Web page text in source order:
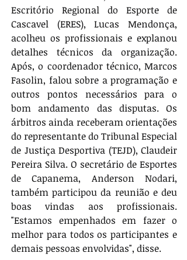
Escritório Regional do Esporte de
Cascavel (ERES), Lucas Mendonça,
acolheu os profissionais e explanou
detalhes técnicos da organização.
Após, o coordenador técnico, Marcos
Fasolin, falou sobre a programação e
outros pontos necessários para o
bom andamento das disputas. Os
árbitros ainda receberam orientações
do representante do Tribunal Especial
de Justiça Desportiva (TEJD), Claudeir
Pereira Silva. O secretário de Esportes
de Capanema, Anderson Nodari,
também participou da reunião e deu
boas vindas aos profissionais.
"Estamos empenhados em fazer o
melhor para todos os participantes e
demais pessoas envolvidas", disse.